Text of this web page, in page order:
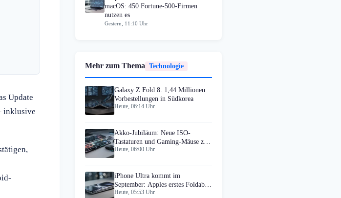
Update
inklusive
macOS: 450 Fortune-500-Firmen
nutzen es
Gestern, 11:10 Uhr
Mehr zum Thema Technologie
Galaxy Z Fold 8: 1,44 Millionen
Vorbestellungen in Südkorea
Heute, 06:14 Uhr
Akko-Jubiläum: Neue ISO-
Tastaturen und Gaming-Mäuse zur
IFA
Heute, 06:00 Uhr
iPhone Ultra kommt im
September: Apples erstes Foldable
ab 1.999 Euro
Heute, 05:53 Uhr